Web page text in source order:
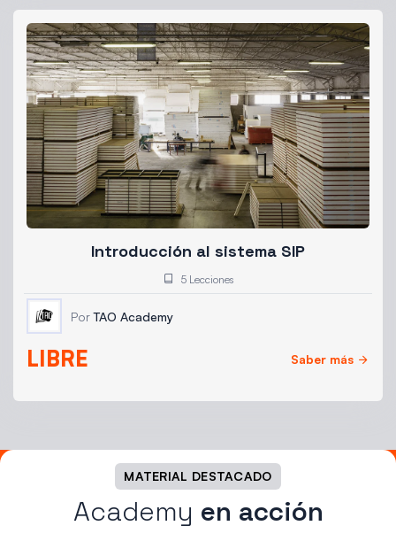
Introducción al sistema SIP
5 Lecciones
PorTAO Academy
LIBRE Saber más
MATERIAL DESTACADO
Academy en acción